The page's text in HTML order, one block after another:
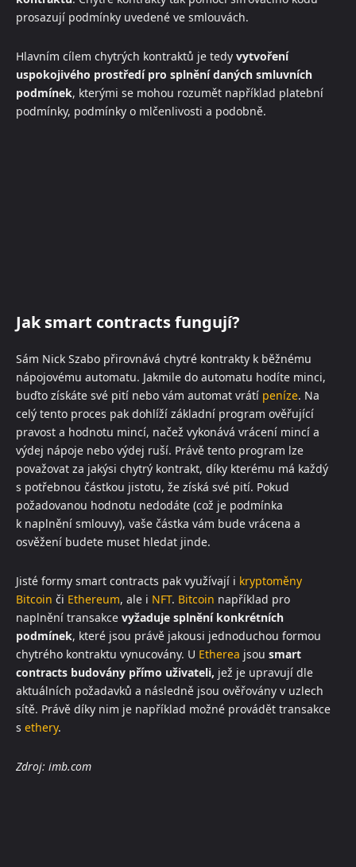
prosazují podmínky uvedené ve smlouvách.
Hlavním cílem chytrých kontraktů je tedy vytvoření
uspokojivého prostředí pro splnění daných smluvních
podmínek, kterými se mohou rozumět například platební
podmínky, podmínky o mlčenlivosti a podobně.
Jak smart contracts fungují?
Sám Nick Szabo přirovnává chytré kontrakty k běžnému
nápojovému automatu. Jakmile do automatu hodíte minci,
buďto získáte své pití nebo vám automat vrátí peníze. Na
celý tento proces pak dohlíží základní program ověřující
pravost a hodnotu mincí, načež vykonává vrácení mincí a
výdej nápoje nebo výdej ruší. Právě tento program lze
považovat za jakýsi chytrý kontrakt, díky kterému má každý
s potřebnou částkou jistotu, že získá své pití. Pokud
požadovanou hodnotu nedodáte (což je podmínka
k naplnění smlouvy), vaše částka vám bude vrácena a
osvěžení budete muset hledat jinde.
Jisté formy smart contracts pak využívají i kryptoměny
Bitcoin či Ethereum, ale i NFT. Bitcoin například pro
naplnění transakce vyžaduje splnění konkrétních
podmínek, které jsou právě jakousi jednoduchou formou
chytrého kontraktu vynucovány. U Etherea jsou smart
contracts budovány přímo uživateli, jež je upravují dle
aktuálních požadavků a následně jsou ověřovány v uzlech
sítě. Právě díky nim je například možné provádět transakce
s ethery.
Zdroj: imb.com